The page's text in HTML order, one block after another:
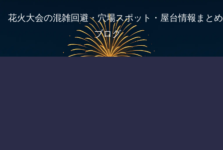
花火大会の混雑回避・穴場スポット・屋台情報まとめ
ブログ